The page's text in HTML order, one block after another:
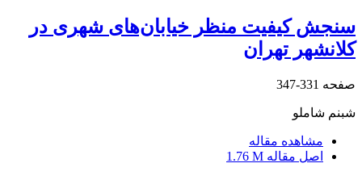
سنجش کیفیت منظر خیابان‌های شهری در
کلانشهر تهران
صفحه 331-347
شبنم شاملو
مشاهده مقاله
اصل مقاله 1.76 M